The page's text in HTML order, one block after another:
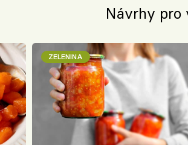
Návrhy pro
ZELENINA